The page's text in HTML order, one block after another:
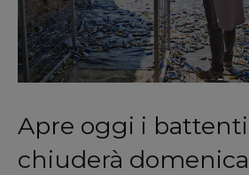
Apre oggi i
chiuderà domenica